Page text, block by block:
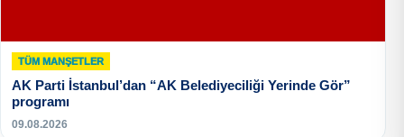
TÜM MANŞETLER
AK Parti İstanbul’dan “AK Belediyeciliği Yerinde Gör”
programı
09.08.2026